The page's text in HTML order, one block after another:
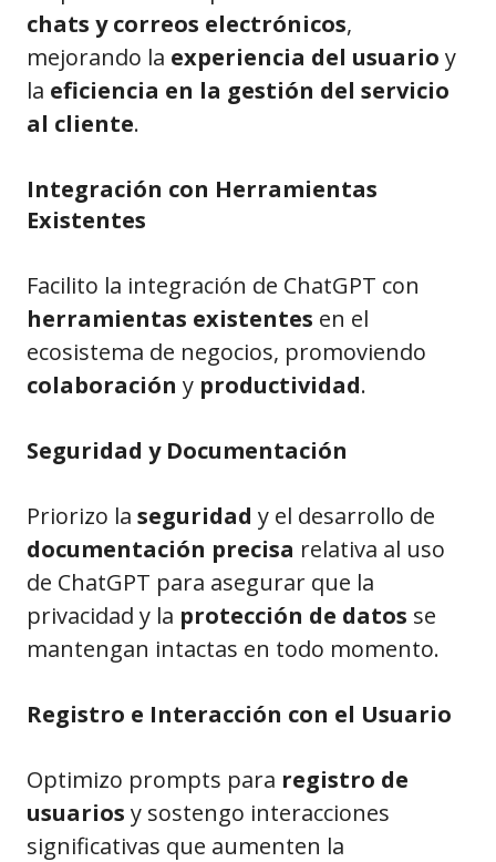
chats y correos electrónicos,
mejorando la experiencia del usuario y
la eficiencia en la gestión del servicio
al cliente.
Integración con Herramientas
Existentes
Facilito la integración de ChatGPT con
herramientas existentes en el
ecosistema de negocios, promoviendo
colaboración y productividad.
Seguridad y Documentación
Priorizo la seguridad y el desarrollo de
documentación precisa relativa al uso
de ChatGPT para asegurar que la
privacidad y la protección de datos se
mantengan intactas en todo momento.
Registro e Interacción con el Usuario
Optimizo prompts para registro de
usuarios y sostengo interacciones
significativas que aumenten la